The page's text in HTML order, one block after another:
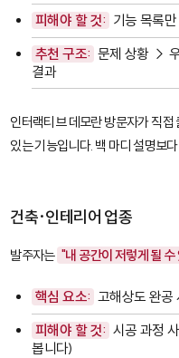
피해야 할 것: 기능 목록
추천 구조: 문제 상황 →
결과
인터랙티브 데모란 방문자가 직접
있는 기능입니다. 백 마디 설명보
건축·인테리어 업종
발주자는 "내 공간이 저렇게 될
핵심 요소: 고해상도 완
피해야 할 것: 시공 과정
봅니다)